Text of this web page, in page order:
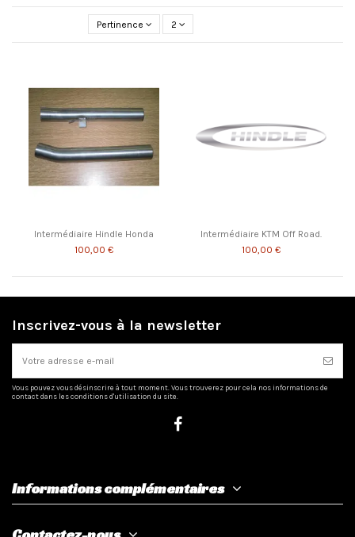
Pertinence 2
Intermédiaire Hindle Honda
100,00 €
Intermédiaire KTM Off Road.
100,00 €
Inscrivez-vous à la newsletter
Vous pouvez vous désinscrire à tout moment. Vous trouverez pour cela nos informations de
contact dans les conditions d'utilisation du site.
Informations complémentaires